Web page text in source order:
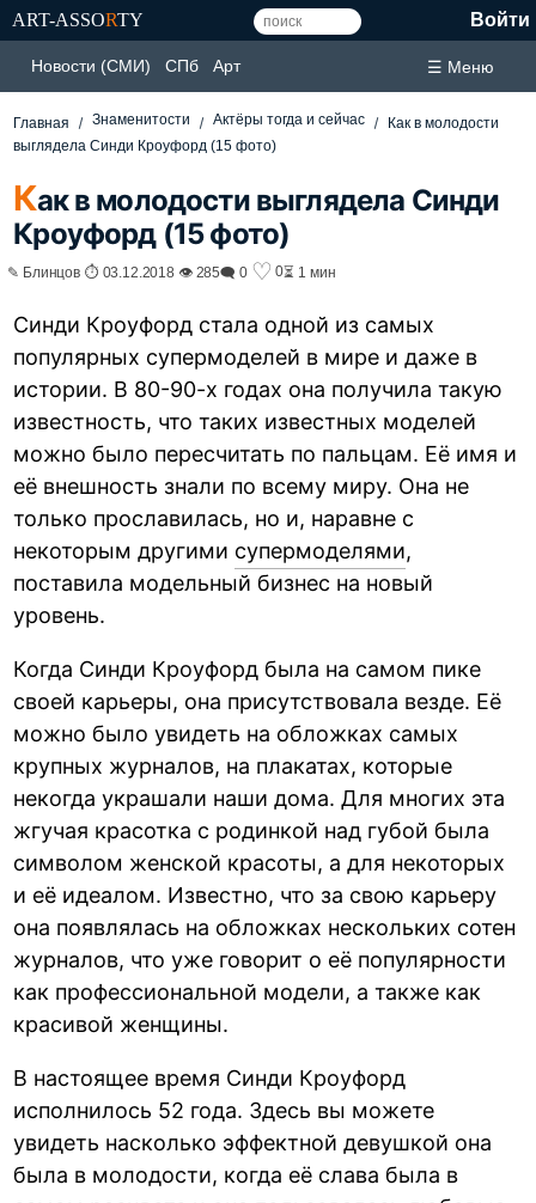
ART-ASSORTY Войти
Новости (СМИ) СПб Арт ☰ Меню
Главная Знаменитости Актёры тогда и сейчас
Как в молодости
выглядела Синди Кроуфорд (15 фото)
Как в молодости выглядела Синди
Кроуфорд (15 фото)
✎ Блинцов ⏱ 03.12.2018 👁 285🗨 0 ♡ 0⏳ 1 мин
Синди Кроуфорд стала одной из самых
популярных супермоделей в мире и даже в
истории. В 80-90-х годах она получила такую
известность, что таких известных моделей
можно было пересчитать по пальцам. Её имя и
её внешность знали по всему миру. Она не
только прославилась, но и, наравне с
некоторым другими супермоделями,
поставила модельный бизнес на новый
уровень.
Когда Синди Кроуфорд была на самом пике
своей карьеры, она присутствовала везде. Её
можно было увидеть на обложках самых
крупных журналов, на плакатах, которые
некогда украшали наши дома. Для многих эта
жгучая красотка с родинкой над губой была
символом женской красоты, а для некоторых
и её идеалом. Известно, что за свою карьеру
она появлялась на обложках нескольких сотен
журналов, что уже говорит о её популярности
как профессиональной модели, а также как
красивой женщины.
В настоящее время Синди Кроуфорд
исполнилось 52 года. Здесь вы можете
увидеть насколько эффектной девушкой она
была в молодости, когда её слава была в